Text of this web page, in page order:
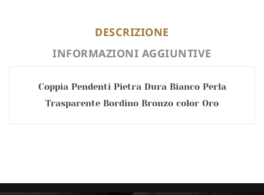
DESCRIZIONE
INFORMAZIONI AGGIUNTIVE
Coppia Pendenti Pietra Dura Bianco Perla
Trasparente Bordino Bronzo color Oro